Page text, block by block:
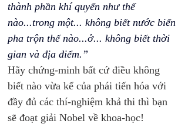
thành phần khí quyển như thế
nào...trong một... không biết nước biển
pha trộn thế nào...ở... không biết thời
gian và địa điểm.”
Hãy chứng-minh bất cứ điều không
biết nào vừa kể của phái tiến hóa với
đầy đủ các thí-nghiệm khả thi thì bạn
sẽ đoạt giải Nobel về khoa-học!